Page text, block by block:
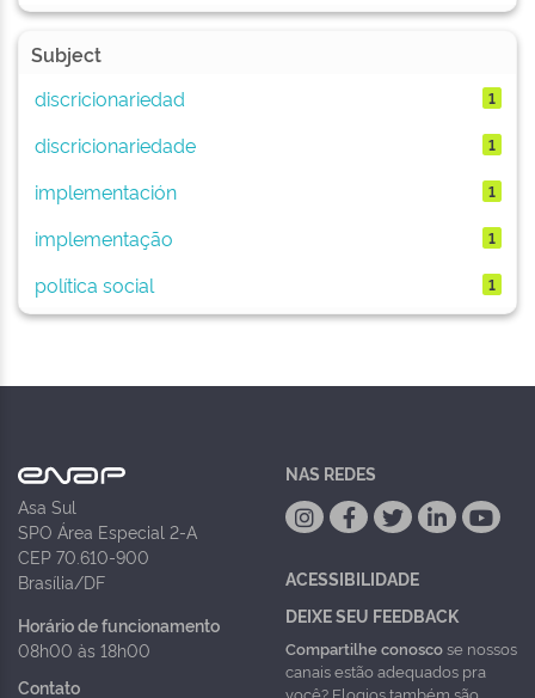
Subject
discricionariedad
1
discricionariedade 1
implementación 1
implementação 1
política social 1
Asa Sul
SPO Área Especial 2-A
CEP 70.610-900
Brasília/DF
Horário de funcionamento
08h00 às 18h00
Contato
NAS REDES
ACESSIBILIDADE
DEIXE SEU FEEDBACK
Compartilhe conoscose nossos
canais estão adequados pra
você? Elogios também são